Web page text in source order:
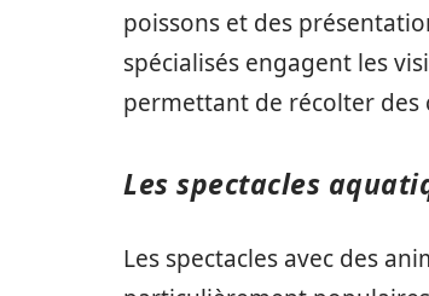
poissons et des
spécialisés engagent les
permettant de récolter des
Les spectacles
Les spectacles avec des